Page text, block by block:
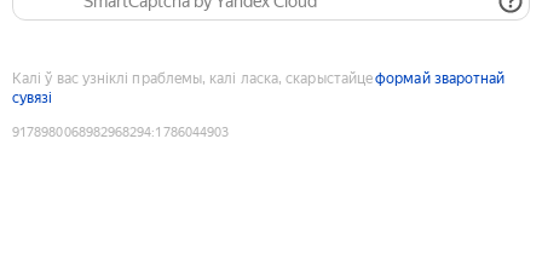
Калі ў вас узніклі праблемы, калі ласка, скарыстайцеформай зваротнай
сувязі
9178980068982968294:1786044903